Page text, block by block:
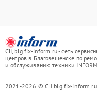
СЦ blg.fix-inform.ru - сеть
центров в Благовещенске по
и обслуживанию техники INFORM
2021-2026 © СЦ blg.fix-inform.ru